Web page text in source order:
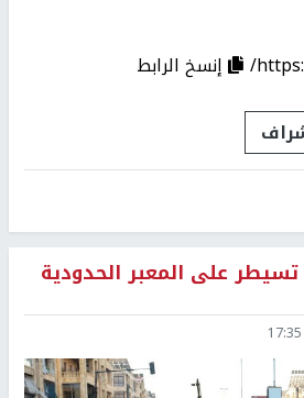
إنسخ الرابط
على المعبر الحدودية